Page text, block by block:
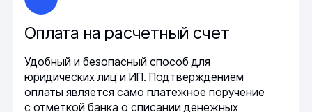
Оплата на расчетный счет
Удобный и безопасный способ для
юридических лиц и ИП. Подтверждением
оплаты является само платежное поручение
с отметкой банка о списании денежных